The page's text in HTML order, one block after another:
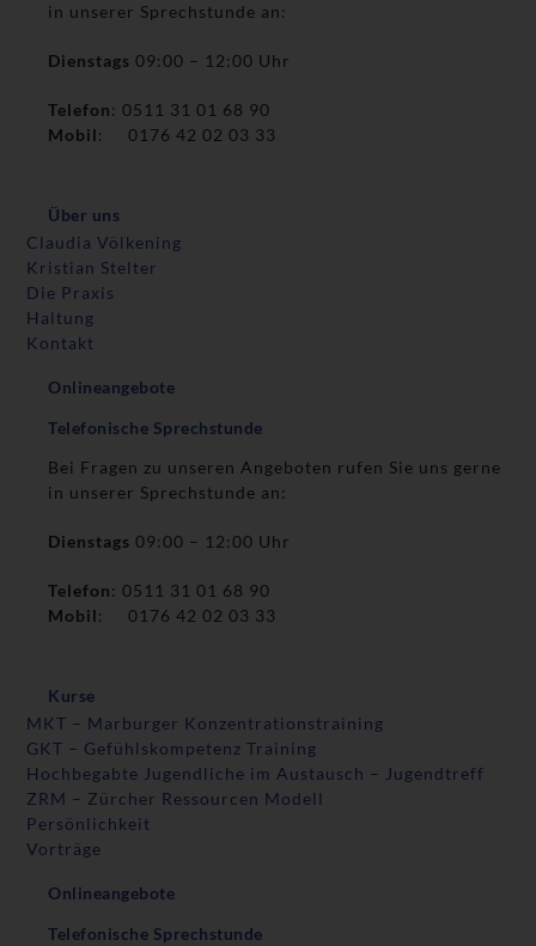
in unserer Sprechstunde an:
Dienstags09:00 – 12:00 Uhr
Telefon: 0511 31 01 68 90
Mobil: 0176 42 02 03 33
Über uns
Claudia Völkening
Kristian Stelter
Die Praxis
Haltung
Kontakt
Onlineangebote
Telefonische Sprechstunde
Bei Fragen zu unseren Angeboten rufen Sie uns gerne
in unserer Sprechstunde an:
Dienstags09:00 – 12:00 Uhr
Telefon: 0511 31 01 68 90
Mobil: 0176 42 02 03 33
Kurse
MKT – Marburger Konzentrationstraining
GKT – Gefühlskompetenz Training
Hochbegabte Jugendliche im Austausch – Jugendtreff
ZRM – Zürcher Ressourcen Modell
Persönlichkeit
Vorträge
Onlineangebote
Telefonische Sprechstunde